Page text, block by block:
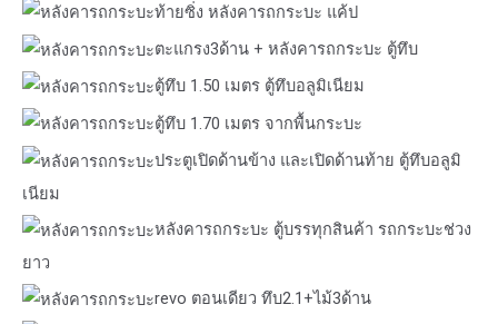
ท้ายซิ่ง หลังคารถกระบะ แค้ป
ตะแกรง3ด้าน + หลังคารถกระบะ ตู้ทึบ
ตู้ทึบ 1.50 เมตร ตู้ทึบอลูมิเนียม
ตู้ทึบ 1.70 เมตร จากพื้นกระบะ
ประตูเปิดด้านข้าง และเปิดด้านท้าย ตู้ทึบอลูมิ
เนียม
หลังคารถกระบะ ตู้บรรทุกสินค้า รถกระบะช่วง
ยาว
revo ตอนเดียว ทึบ2.1+ไม้3ด้าน